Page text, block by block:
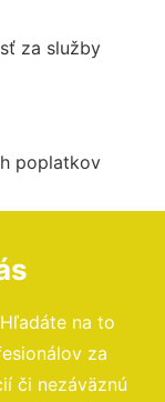
za služby
poplatkov
Hľadáte na to
za
či nezáväznú